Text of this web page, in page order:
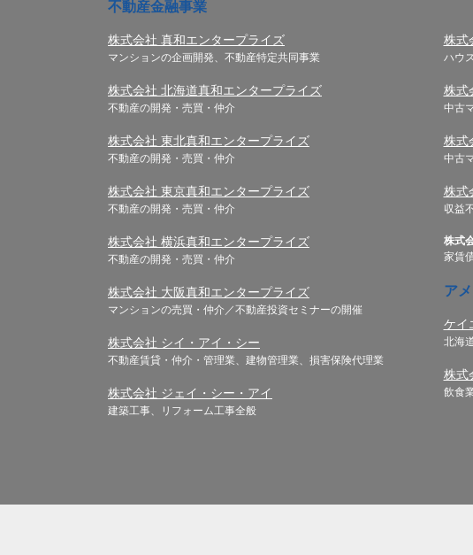
不動産金融事業
株式会社 真和エンタープライズ
マンションの企画開発、不動産特定共同事業
株式会社 北海道真和エンタープライズ
不動産の開発・売買・仲介
株式会社 東北真和エンタープライズ
不動産の開発・売買・仲介
株式会社 東京真和エンタープライズ
不動産の開発・売買・仲介
株式会社 横浜真和エンタープライズ
不動産の開発・売買・仲介
株式会社 大阪真和エンタープライズ
マンションの売買・仲介／不動産投資セミナーの開催
株式会社 シイ・アイ・シー
不動産賃貸・仲介・管理業、建物管理業、損害保険代理業
株式会社 ジェイ・シー・アイ
建築工事、リフォーム工事全般
株式
ハウ
株式
中古
株式
中古
株式
収益
株式
家賃
ア
ケイ
北海
株式
飲食